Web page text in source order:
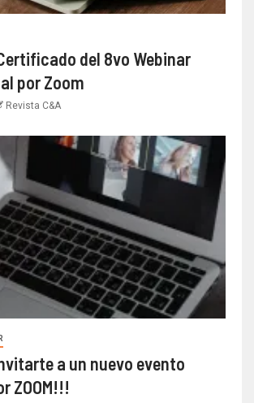
del 8vo Webinar
por Zoom
Revista C&A
a un nuevo evento
ZOOM!!!